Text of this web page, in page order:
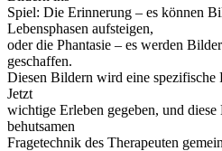
Spiel: Die Erinnerung – es können
Lebensphasen aufsteigen,
oder die Phantasie – es werden
geschaffen.
Diesen Bildern wird eine spezifische
Jetzt
wichtige Erleben gegeben, und
behutsamen
Fragetechnik des Therapeuten